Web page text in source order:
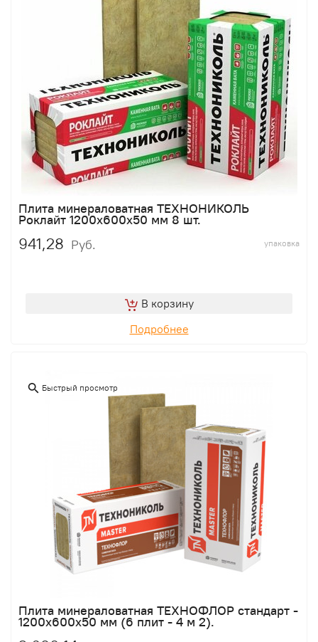
Плита минераловатная ТЕХНОНИКОЛЬ
Роклайт 1200х600х50 мм 8 шт.
941,28 Руб. упаковка
В корзину
Подробнее
Быстрый просмотр
Плита минераловатная ТЕХНОФЛОР стандарт -
1200х600х50 мм (6 плит - 4 м 2).